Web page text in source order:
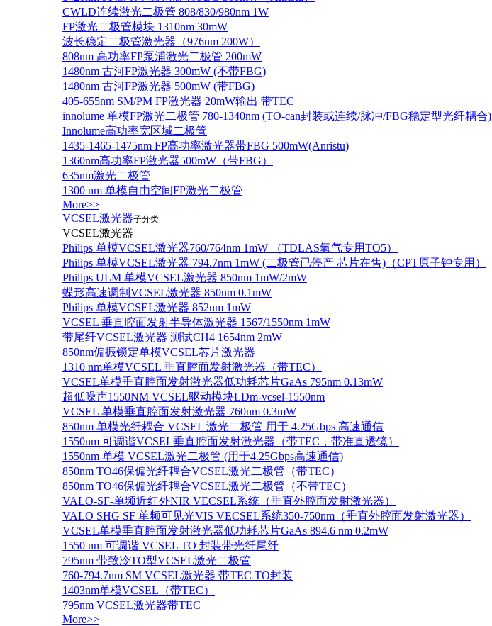
CWLD连续激光二极管 808/830/980nm 1W
FP激光二极管模块 1310nm 30mW
波长稳定二极管激光器（976nm 200W）
808nm 高功率FP泵浦激光二极管 200mW
1480nm 古河FP激光器 300mW (不带FBG)
1480nm 古河FP激光器 500mW (带FBG)
405-655nm SM/PM FP激光器 20mW输出 带TEC
innolume 单模FP激光二极管 780-1340nm (TO-can封装或连续/脉冲/FBG稳定型光纤耦合)
Innolume高功率宽区域二极管
1435-1465-1475nm FP高功率激光器带FBG 500mW(Anristu)
1360nm高功率FP激光器500mW（带FBG）
635nm激光二极管
1300 nm 单模自由空间FP激光二极管
More>>
VCSEL激光器子分类
VCSEL激光器
Philips 单模VCSEL激光器760/764nm 1mW （TDLAS氧气专用TO5）
Philips 单模VCSEL激光器 794.7nm 1mW (二极管已停产 芯片在售)（CPT原子钟专用）
Philips ULM 单模VCSEL激光器 850nm 1mW/2mW
蝶形高速调制VCSEL激光器 850nm 0.1mW
Philips 单模VCSEL激光器 852nm 1mW
VCSEL 垂直腔面发射半导体激光器 1567/1550nm 1mW
带尾纤VCSEL激光器 测试CH4 1654nm 2mW
850nm偏振锁定单模VCSEL芯片激光器
1310 nm单模VCSEL 垂直腔面发射激光器（带TEC）
VCSEL单模垂直腔面发射激光器低功耗芯片GaAs 795nm 0.13mW
超低噪声1550NM VCSEL驱动模块LDm-vcsel-1550nm
VCSEL 单模垂直腔面发射激光器 760nm 0.3mW
850nm 单模光纤耦合 VCSEL 激光二极管 用于 4.25Gbps 高速通信
1550nm 可调谐VCSEL垂直腔面发射激光器（带TEC，带准直透镜）
1550nm 单模 VCSEL激光二极管 (用于4.25Gbps高速通信)
850nm TO46保偏光纤耦合VCSEL激光二极管（带TEC）
850nm TO46保偏光纤耦合VCSEL激光二极管（不带TEC）
VALO-SF-单频近红外NIR VECSEL系统（垂直外腔面发射激光器）
VALO SHG SF 单频可见光VIS VECSEL系统350-750nm（垂直外腔面发射激光器）
VCSEL单模垂直腔面发射激光器低功耗芯片GaAs 894.6 nm 0.2mW
1550 nm 可调谐 VCSEL TO 封装带光纤尾纤
795nm 带致冷TO型VCSEL激光二极管
760-794.7nm SM VCSEL激光器 带TEC TO封装
1403nm单模VCSEL（带TEC）
795nm VCSEL激光器带TEC
More>>